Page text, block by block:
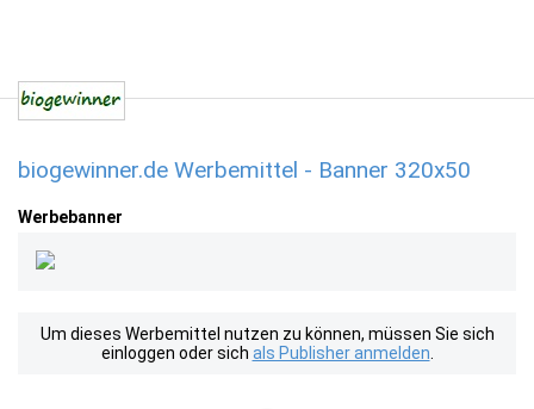
biogewinner.de Werbemittel - Banner 320x50
Werbebanner
Um dieses Werbemittel nutzen zu können, müssen Sie sich
einloggen oder sich als Publisher anmelden